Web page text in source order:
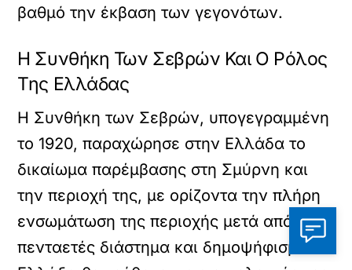
βαθμό την έκβαση των γεγονότων.
Η Συνθήκη Των Σεβρών Και Ο Ρόλος
Της Ελλάδας
Η Συνθήκη των Σεβρών, υπογεγραμμένη
το 1920, παραχώρησε στην Ελλάδα το
δικαίωμα παρέμβασης στη Σμύρνη και
την περιοχή της, με ορίζοντα την πλήρη
ενσωμάτωση της περιοχής μετά από
πενταετές διάστημα και δημοψήφισμα. Η